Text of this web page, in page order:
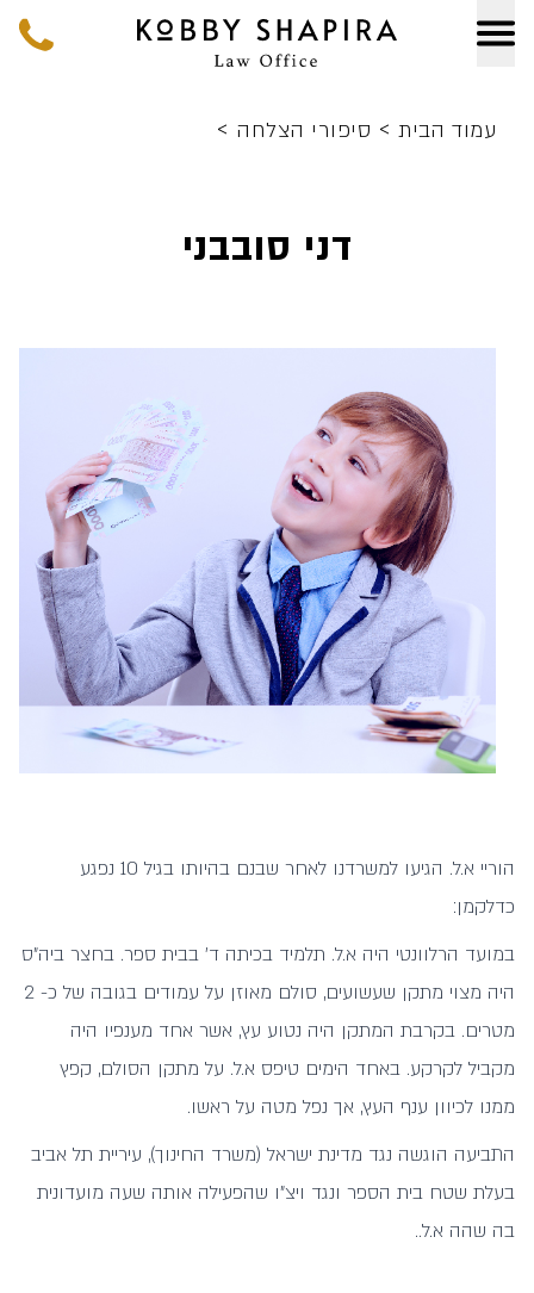
עמוד הבית > סיפורי הצלחה >
דני סובבני
הוריי א.ל. הגיעו למשרדנו לאחר שבנם בהיותו בגיל 10 נפגע
כדלקמן:
במועד הרלוונטי היה א.ל. תלמיד בכיתה ד' בבית ספר. בחצר ביה"ס
היה מצוי מתקן שעשועים, סולם מאוזן על עמודים בגובה של כ- 2
מטרים. בקרבת המתקן היה נטוע עץ, אשר אחד מענפיו היה
מקביל לקרקע. באחד הימים טיפס א.ל. על מתקן הסולם, קפץ
ממנו לכיוון ענף העץ, אך נפל מטה על ראשו.
התביעה הוגשה נגד מדינת ישראל (משרד החינוך), עיריית תל אביב
בעלת שטח בית הספר ונגד ויצ"ו שהפעילה אותה שעה מועדונית
בה שהה א.ל..